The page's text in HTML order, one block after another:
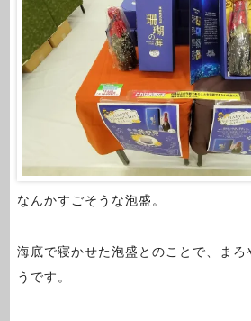
なんかすごそうな泡盛。
海底で寝かせた泡盛とのことで、まろ
うです。